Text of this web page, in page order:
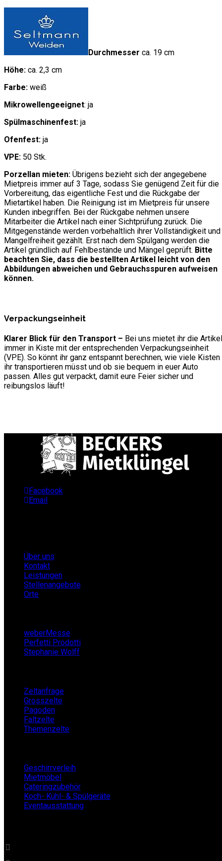
Durchmesser ca. 19 cm
Höhe: ca. 2,3 cm
Farbe: weiß
Mikrowellengeeignet: ja
Spülmaschinenfest: ja
Ofenfest: ja
VPE: 50 Stk.
Porzellan mieten: Übrigens bezieht sich der angegebene
Mietpreis immer auf 3 Tage, sodass Sie genügend Zeit für die
Vorbereitung, das eigentliche Fest und die Rückgabe der
Mietartikel haben. Die Reinigung ist im Mietpreis für unsere
Kunden inbegriffen. Bei der Rückgabe nehmen unsere
Mitarbeiter die Artikel nach einer Sichtprüfung zurück. Die
Mitgegenstände werden vorbehaltlich ihrer Vollständigkeit und
Mangelfreiheit gezählt. Erst nach dem Spülgang werden die
Artikel gründlich auf Fehlbestände und Mängel geprüft. Bitte
beachten Sie, dass die bestellten Artikel leicht von den
Abbildungen abweichen und Gebrauchsspuren aufweisen
können.
Verpackungseinheit
Klarer Blick für den Transport – Bei uns mietet ihr die Artikel
immer in Kiste mit der entsprechenden Verpackungseinheit
(VPE). So könnt ihr ganz entspannt berechnen, wie viele Kisten
ihr transportieren müsst und ob sie bequem in euer Auto
passen. Alles gut verpackt, damit eure Feier sicher und
reibungslos läuft!
Facebook
Email
Über uns
Kontakt
Leistungen
Stellenangebote
Orte
weberMesse
Perfetti Prodotti
Stephanie Wolff
Zeltanfrage
Grosszelte
Pagoden
Faltzelte
Themenzelte
Geschirrverleih
Mietmöbel
Cateringzubehör
Koch- Kühl- & Spülgeräte
Eventausstattung